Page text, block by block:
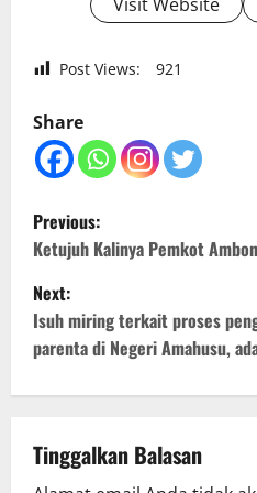
Post Views: 921
Share
P
o
s
t
n
a
Previous:
Ketujuh Kalinya Pemkot
Next:
Isuh miring terkait proses
parenta di Negeri Amahusu,
Tinggalkan Balasan